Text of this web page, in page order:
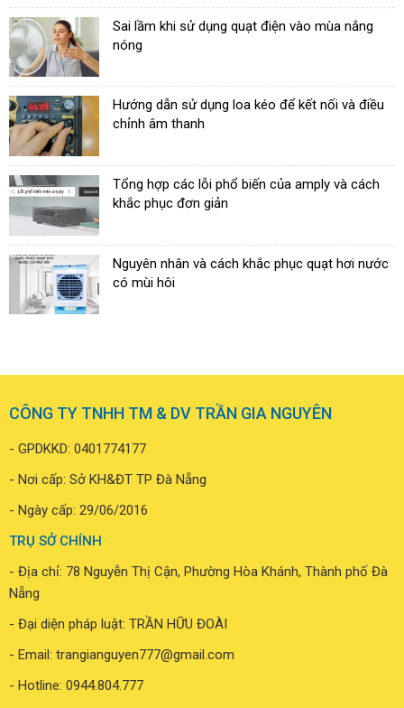
Sai lầm khi sử dụng quạt điện vào mùa nắng
nóng
Hướng dẫn sử dụng loa kéo để kết nối và điều
chỉnh âm thanh
Tổng hợp các lỗi phổ biến của amply và cách
khắc phục đơn giản
Nguyên nhân và cách khắc phục quạt hơi nước
có mùi hôi
CÔNG TY TNHH TM & DV TRẦN GIA NGUYÊN
- GPDKKD: 0401774177
- Nơi cấp: Sở KH&ĐT TP Đà Nẵng
- Ngày cấp: 29/06/2016
TRỤ SỞ CHÍNH
- Địa chỉ: 78 Nguyễn Thị Cận, Phường Hòa Khánh, Thành phố Đà
Nẵng
- Đại diện pháp luật: TRẦN HỮU ĐOÀI
- Email: trangianguyen777@gmail.com
- Hotline: 0944.804.777